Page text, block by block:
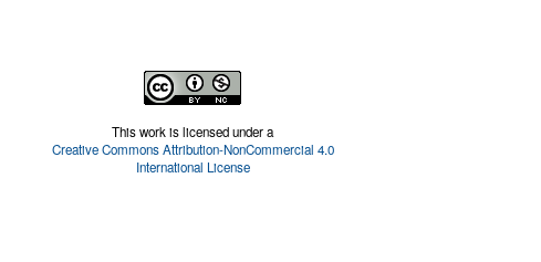
This work is licensed under a
Creative Commons Attribution-NonCommercial 4.0
International License